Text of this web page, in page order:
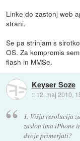
Linke do zastonj web
strani.
Se pa strinjam s
OS. Za kompromis
flash in MMSe.
Keyser Soze
:: 12. maj 2010,
1. Višja resolucija
zaslon ima iPhone
dvoje primerjati?